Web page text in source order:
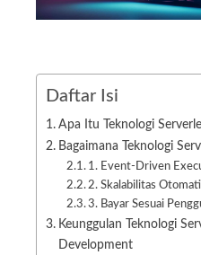
Daftar Isi
Apa Itu Teknologi
Bagaimana Teknologi
1. Event-Driven
2. Skalabilitas
3. Bayar Sesuai
Keunggulan Teknologi
Development